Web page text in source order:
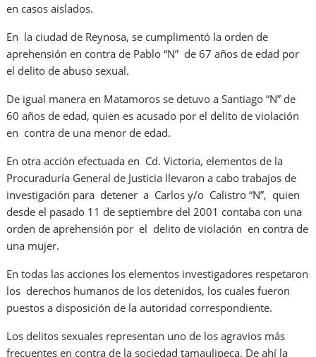
en casos aislados.
En la ciudad de Reynosa, se cumplimentó la orden de
aprehensión en contra de Pablo “N” de 67 años de edad por
el delito de abuso sexual.
De igual manera en Matamoros se detuvo a Santiago “N” de
60 años de edad, quien es acusado por el delito de violación
en contra de una menor de edad.
En otra acción efectuada en Cd. Victoria, elementos de la
Procuraduría General de Justicia llevaron a cabo trabajos de
investigación para detener a Carlos y/o Calistro “N”, quien
desde el pasado 11 de septiembre del 2001 contaba con una
orden de aprehensión por el delito de violación en contra de
una mujer.
En todas las acciones los elementos investigadores respetaron
los derechos humanos de los detenidos, los cuales fueron
puestos a disposición de la autoridad correspondiente.
Los delitos sexuales representan uno de los agravios más
frecuentes en contra de la sociedad tamaulipeca. De ahí la